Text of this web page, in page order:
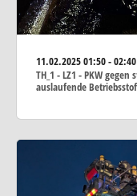
11.02.202501:50 - 02:40
TH_1 - LZ1 - PKW
auslaufende